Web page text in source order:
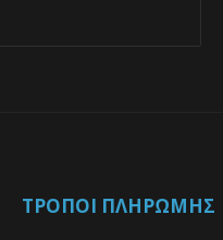
ΤΡΟΠΟΙ ΠΛΗΡΩΜΗΣ